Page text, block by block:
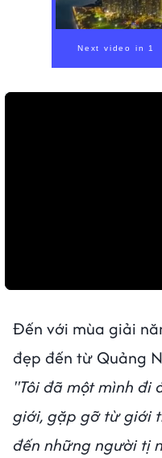
00:00/ 00:56
Đến với mùa giải
đẹp đến từ Quảng
"Tôi đã một mình đi
giới, gặp gỡ từ giới
đến những người tị